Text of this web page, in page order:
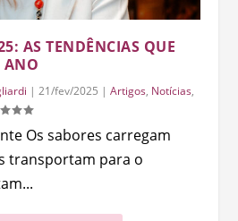
AS TENDÊNCIAS QUE
ANO
|21/fev/2025 |Artigos, Notícias,
Os sabores carregam
transportam para o